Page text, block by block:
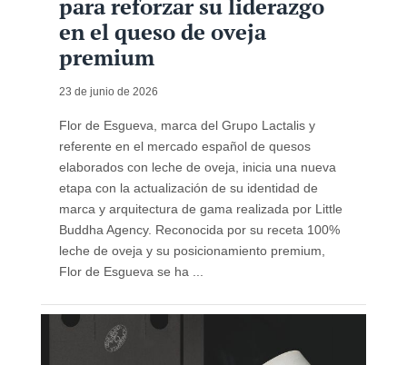
para reforzar su liderazgo
en el queso de oveja
premium
23 de junio de 2026
Flor de Esgueva, marca del Grupo Lactalis y
referente en el mercado español de quesos
elaborados con leche de oveja, inicia una nueva
etapa con la actualización de su identidad de
marca y arquitectura de gama realizada por Little
Buddha Agency. Reconocida por su receta 100%
leche de oveja y su posicionamiento premium,
Flor de Esgueva se ha ...